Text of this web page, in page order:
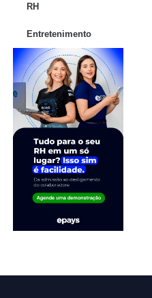
RH
Entretenimento